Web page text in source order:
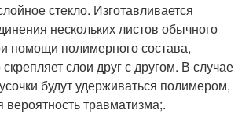
стекло. Изготавливается
нескольких листов обычного
помощи полимерного состава,
слои друг с другом. В случае
будут удерживаться полимером,
травматизма;.